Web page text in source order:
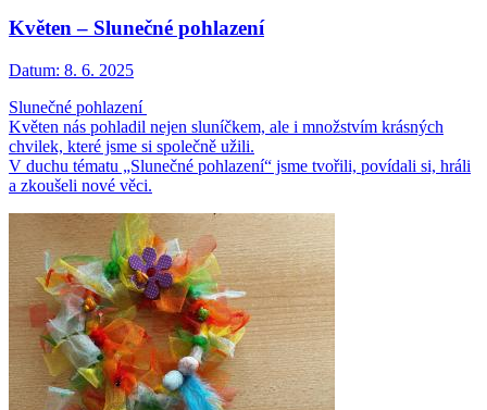
Květen – Slunečné pohlazení
Datum: 8. 6. 2025
Slunečné pohlazení
Květen nás pohladil nejen sluníčkem, ale i množstvím krásných
chvilek, které jsme si společně užili.
V duchu tématu „Slunečné pohlazení“ jsme tvořili, povídali si, hráli
a zkoušeli nové věci.